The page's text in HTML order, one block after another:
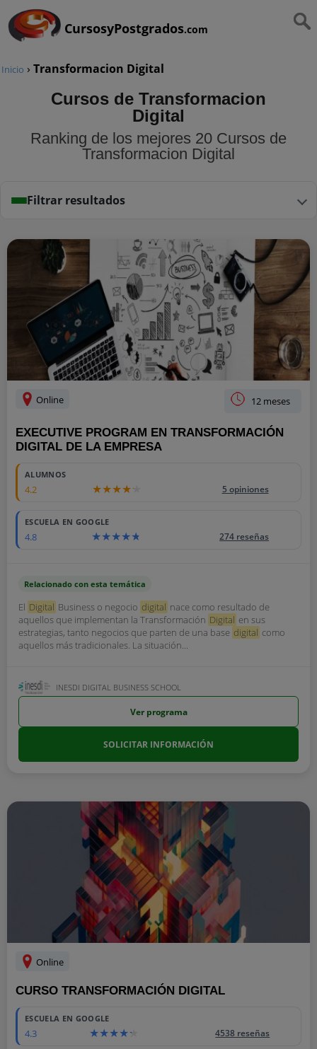
CursosyPostgrados.com
Inicio › Transformacion Digital
Cursos de Transformacion
Digital
Ranking de los mejores 20 Cursos de
Transformacion Digital
Filtrar resultados
Online 12 meses
EXECUTIVE PROGRAM EN TRANSFORMACIÓN
DIGITAL DE LA EMPRESA
ALUMNOS
4.2 5 opiniones
ESCUELA EN GOOGLE
4.8 274 reseñas
Relacionado con esta temática
El Digital Business o negocio digital nace como resultado de
aquellos que implementan la Transformación Digital en sus
estrategias, tanto negocios que parten de una base digital como
aquellos más tradicionales. La situación...
INESDI DIGITAL BUSINESS SCHOOL
Ver programa
SOLICITAR INFORMACIÓN
Online
CURSO TRANSFORMACIÓN DIGITAL
ESCUELA EN GOOGLE
4.3 4538 reseñas